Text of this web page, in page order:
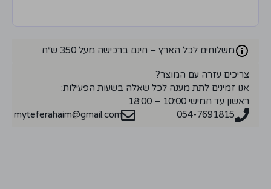
משלוחים לכל הארץ – חינם ברכישה מעל 350 ש״ח
צריכים עזרה עם המוצר?
אנו זמינים לתת מענה לכל שאלה בשעות הפעילות:
ראשון עד חמישי 10:00 – 18:00
054-7691815
myteferahaim@gmail.com